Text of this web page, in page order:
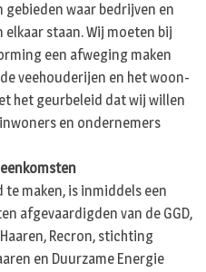
gebieden waar bedrijven en
staan. Wij moeten bij
een afweging maken
veehouderijen en het woon-
het geurbeleid dat wij willen
en ondernemers
maken, is inmiddels een
afgevaardigden van de GGD,
Recron, stichting
en Duurzame Energie